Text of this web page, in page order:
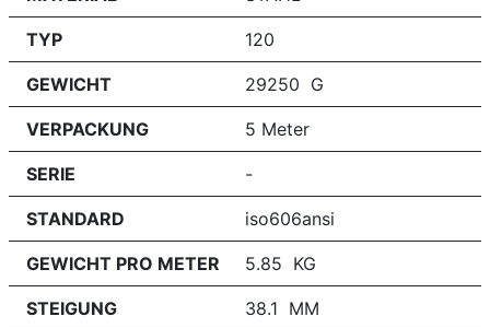
TYP 120
GEWICHT 29250 G
VERPACKUNG 5 Meter
SERIE -
STANDARD iso606ansi
GEWICHT PRO METER 5.85 KG
STEIGUNG 38.1 MM